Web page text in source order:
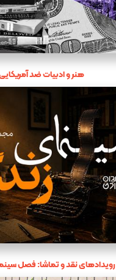
هنر و ادبیات ضد
رویدادهای نقد و تماشا: فصل